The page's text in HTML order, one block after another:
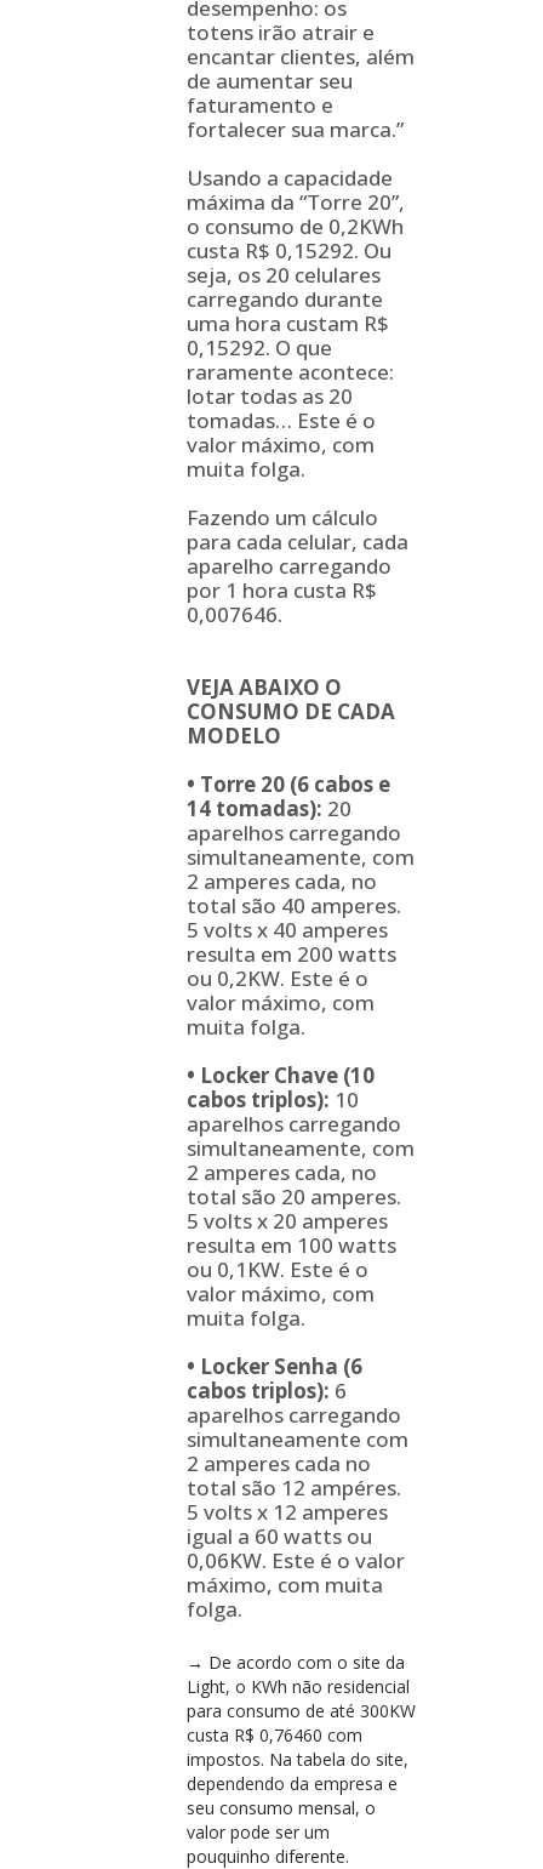
desempenho: os
totens irão atrair e
encantar clientes, além
de aumentar seu
faturamento e
fortalecer sua marca.”
Usando a capacidade
máxima da “Torre 20”,
o consumo de 0,2KWh
custa R$ 0,15292. Ou
seja, os 20 celulares
carregando durante
uma hora custam R$
0,15292. O que
raramente acontece:
lotar todas as 20
tomadas… Este é o
valor máximo, com
muita folga.
Fazendo um cálculo
para cada celular, cada
aparelho carregando
por 1 hora custa R$
0,007646.
VEJA ABAIXO O
CONSUMO DE CADA
MODELO
• Torre 20 (6 cabos e
14 tomadas): 20
aparelhos carregando
simultaneamente, com
2 amperes cada, no
total são 40 amperes.
5 volts x 40 amperes
resulta em 200 watts
ou 0,2KW. Este é o
valor máximo, com
muita folga.
• Locker Chave (10
cabos triplos): 10
aparelhos carregando
simultaneamente, com
2 amperes cada, no
total são 20 amperes.
5 volts x 20 amperes
resulta em 100 watts
ou 0,1KW. Este é o
valor máximo, com
muita folga.
• Locker Senha (6
cabos triplos): 6
aparelhos carregando
simultaneamente com
2 amperes cada no
total são 12 ampéres.
5 volts x 12 amperes
igual a 60 watts ou
0,06KW. Este é o valor
máximo, com muita
folga.
→ De acordo com o site da
Light, o KWh não residencial
para consumo de até 300KW
custa R$ 0,76460 com
impostos. Na tabela do site,
dependendo da empresa e
seu consumo mensal, o
valor pode ser um
pouquinho diferente.